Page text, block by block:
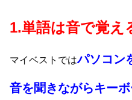
1.単語は音で覚え
マイベストではパソコン
音を聞きながらキー